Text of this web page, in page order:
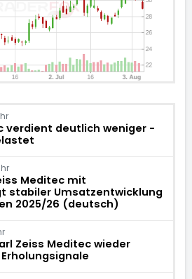
verdient deutlich weniger -
Meditec mit
stabiler Umsatzentwicklung
2025/26 (deutsch)
Zeiss Meditec wieder